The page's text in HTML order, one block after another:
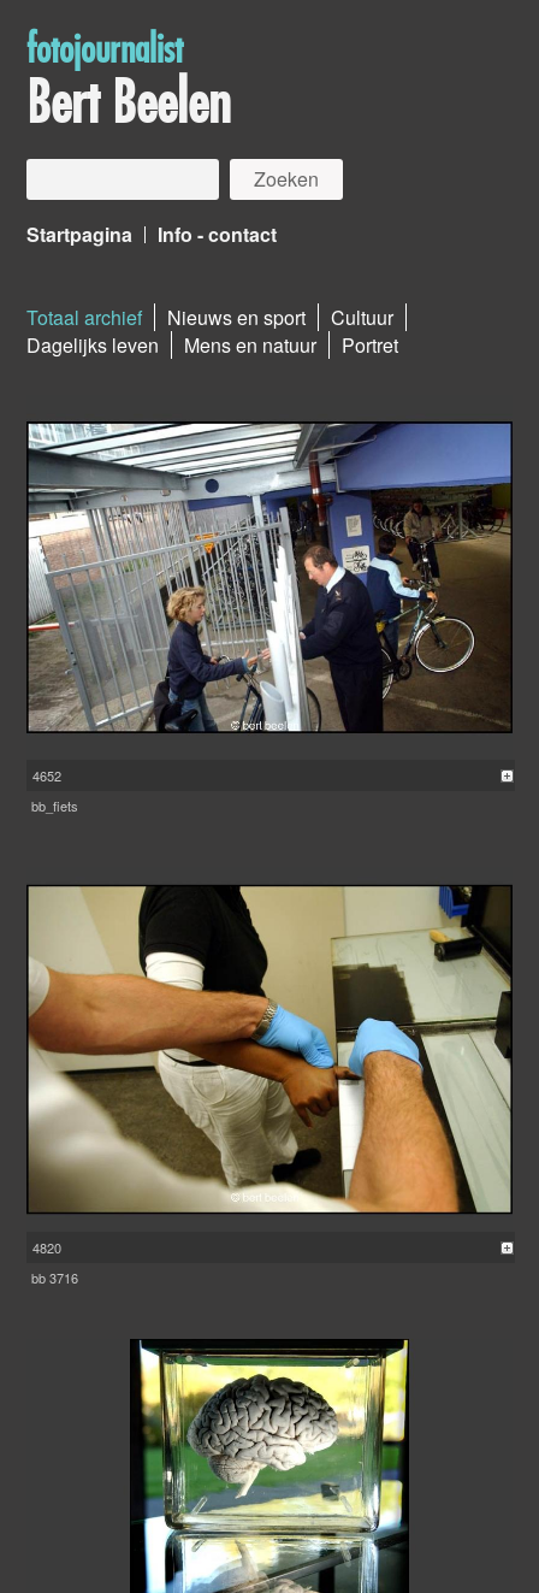
fotojournalist
Bert Beelen
Startpagina Info - contact
Totaal archief Nieuws en sport
Cultuur
Dagelijks leven
Mens en natuur Portret
4652
bb_fiets
4820
bb 3716